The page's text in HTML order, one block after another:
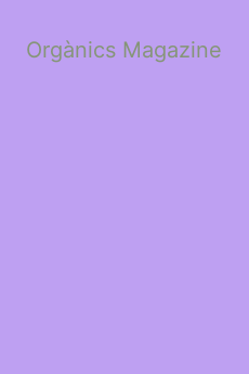
Orgànics Magazine